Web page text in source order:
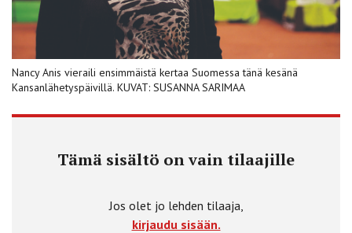
Nancy Anis vieraili ensimmäistä kertaa Suomessa tänä kesänä
Kansanlähetyspäivillä. KUVAT: SUSANNA SARIMAA
Tämä sisältö on vain tilaajille
Jos olet jo lehden tilaaja,
kirjaudu sisään.